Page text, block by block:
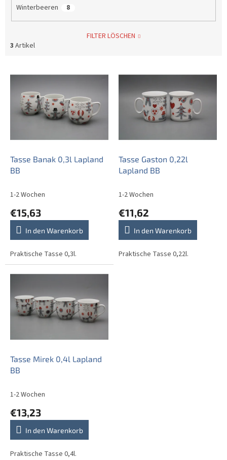
Winterbeeren 8
FILTER LÖSCHEN
3 Artikel
PTasse Banak 0,3l Lapland
BB
1-2 Wochen
€15,63
In den Warenkorb
Praktische Tasse 0,3l.
Tasse Gaston 0,22l
Lapland BB
1-2 Wochen
€11,62
In den Warenkorb
Praktische Tasse 0,22l.
Tasse Mirek 0,4l Lapland
BB
1-2 Wochen
€13,23
In den Warenkorb
Praktische Tasse 0,4l.